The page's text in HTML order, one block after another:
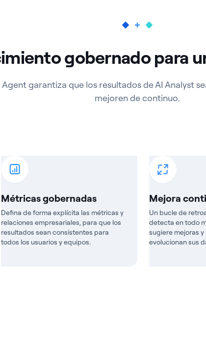
gobernado para
garantiza que los resultados de AI Analyst
mejoren de continuo.
Métricas gobernadas
Defina de forma explícita las métricas y
relaciones empresariales, para que los
resultados sean consistentes para
todos los usuarios y equipos.
Mejora
Un bucle de
detecta en todo
sugiere mejoras
evolucionan sus